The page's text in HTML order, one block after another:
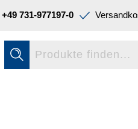
+49 731-977197-0